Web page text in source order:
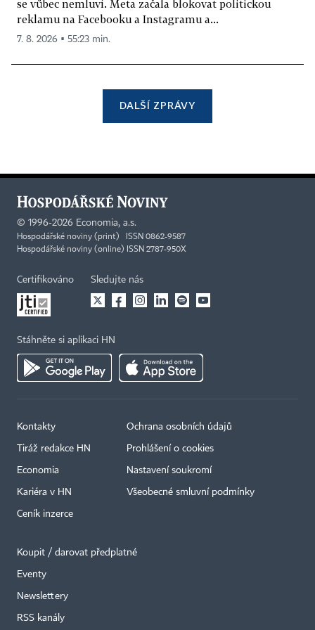
se vůbec nemluví. Meta začala blokovat politickou
reklamu na Facebooku a Instagramu a...
7. 8. 2026 ▪ 55:23 min.
DALŠÍ ZPRÁVY
© 1996-2026 Economia, a.s.
Hospodářské noviny (print) ISSN 0862-9587
Hospodářské noviny (online) ISSN 2787-950X
Certifikováno Sledujte nás
Stáhněte si aplikaci HN
Kontakty
Tiráž redakce HN
Economia
Kariéra v HN
Ceník inzerce
Ochrana osobních údajů
Prohlášení o cookies
Nastavení soukromí
Všeobecné smluvní podmínky
Koupit / darovat předplatné
Eventy
Newslettery
RSS kanály